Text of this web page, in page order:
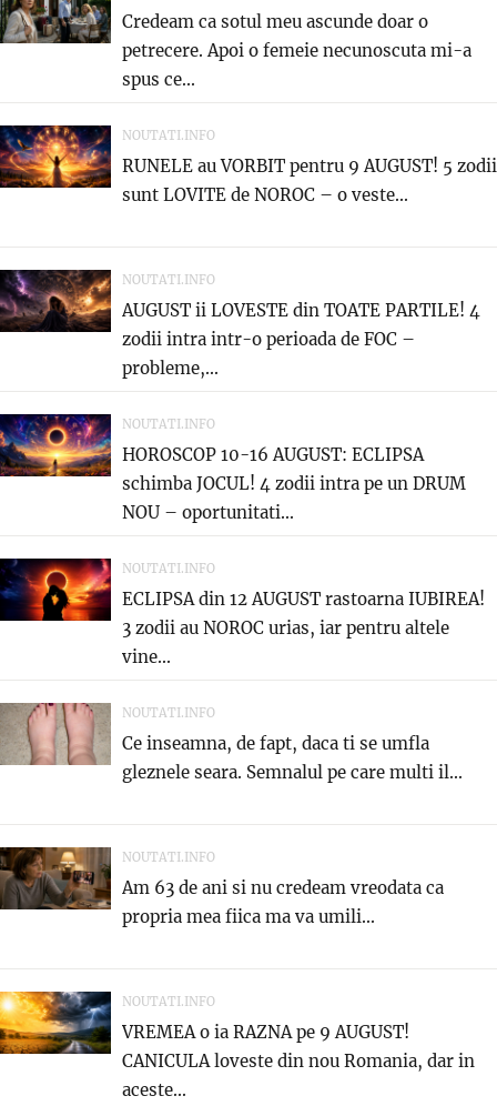
Credeam ca sotul meu ascunde doar o
petrecere. Apoi o femeie necunoscuta mi-a
spus ce...
NOUTATI.INFO
RUNELE au VORBIT pentru 9 AUGUST! 5 zodii
sunt LOVITE de NOROC – o veste...
NOUTATI.INFO
AUGUST ii LOVESTE din TOATE PARTILE! 4
zodii intra intr-o perioada de FOC –
probleme,...
NOUTATI.INFO
HOROSCOP 10-16 AUGUST: ECLIPSA
schimba JOCUL! 4 zodii intra pe un DRUM
NOU – oportunitati...
NOUTATI.INFO
ECLIPSA din 12 AUGUST rastoarna IUBIREA!
3 zodii au NOROC urias, iar pentru altele
vine...
NOUTATI.INFO
Ce inseamna, de fapt, daca ti se umfla
gleznele seara. Semnalul pe care multi il...
NOUTATI.INFO
Am 63 de ani si nu credeam vreodata ca
propria mea fiica ma va umili...
NOUTATI.INFO
VREMEA o ia RAZNA pe 9 AUGUST!
CANICULA loveste din nou Romania, dar in
aceste...